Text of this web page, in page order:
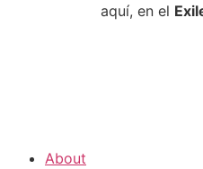
aquí, en el
About